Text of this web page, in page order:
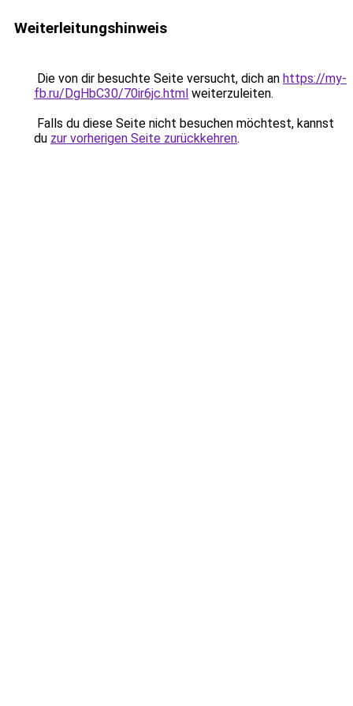
Weiterleitungshinweis
Die von dir besuchte Seite versucht, dich an https://my-
fb.ru/DgHbC30/70ir6jc.html weiterzuleiten.
Falls du diese Seite nicht besuchen möchtest, kannst
du zur vorherigen Seite zurückkehren.